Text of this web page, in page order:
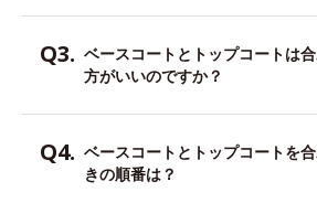
ベースコートとトップコートは
方がいいのですか？
ベースコートとトップコートを
きの順番は？